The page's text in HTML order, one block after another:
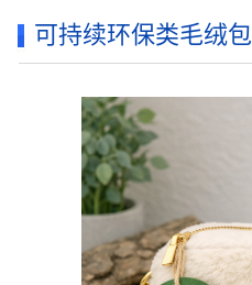
可持续环保类毛绒包